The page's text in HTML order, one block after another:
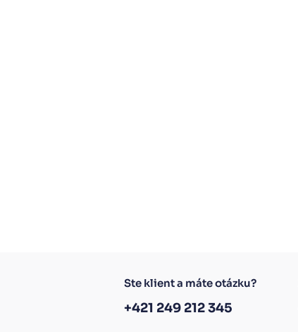
Ste klient a máte otázku?
+421 249 212 345